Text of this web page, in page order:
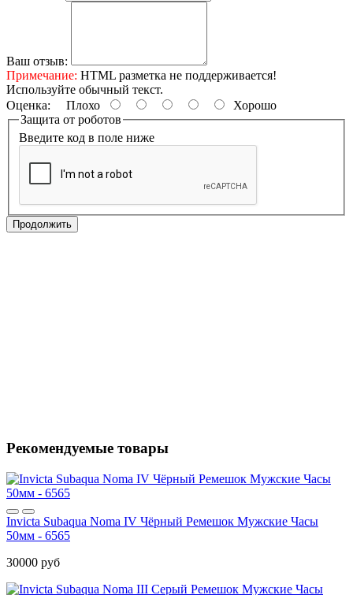
Ваш отзыв:
Примечание: HTML разметка не поддерживается!
Используйте обычный текст.
Оценка: Плохо
Хорошо
Защита от роботов
Введите код в поле ниже
Продолжить
Рекомендуемые товары
Invicta Subaqua Noma IV Чёрный Ремешок Мужские Часы
50мм - 6565
30000 руб